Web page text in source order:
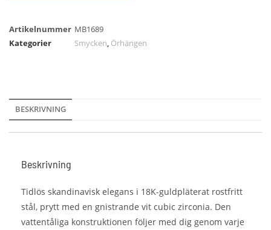
Artikelnummer MB1689
Kategorier
Smycken, Örhängen
BESKRIVNING
Beskrivning
Tidlös skandinavisk elegans i 18K-guldpläterat rostfritt
stål, prytt med en gnistrande vit cubic zirconia. Den
vattentåliga konstruktionen följer med dig genom varje